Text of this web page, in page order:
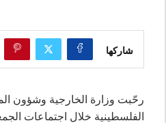
شاركها
رحّبت وزارة الخارجية وشؤون
الفلسطينية خلال اجتماعات